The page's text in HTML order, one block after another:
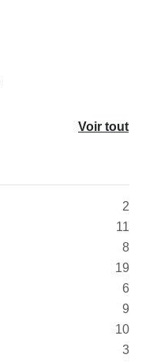
Voir tout
2
11
8
19
6
9
10
3